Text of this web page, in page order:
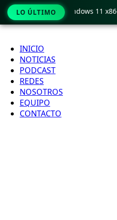
Ir
contenido
INICIO
NOTICIAS
PODCAST
REDES
NOSOTROS
EQUIPO
CONTACTO
LO ÚLTIMO
Crack only Windows 11 x86-